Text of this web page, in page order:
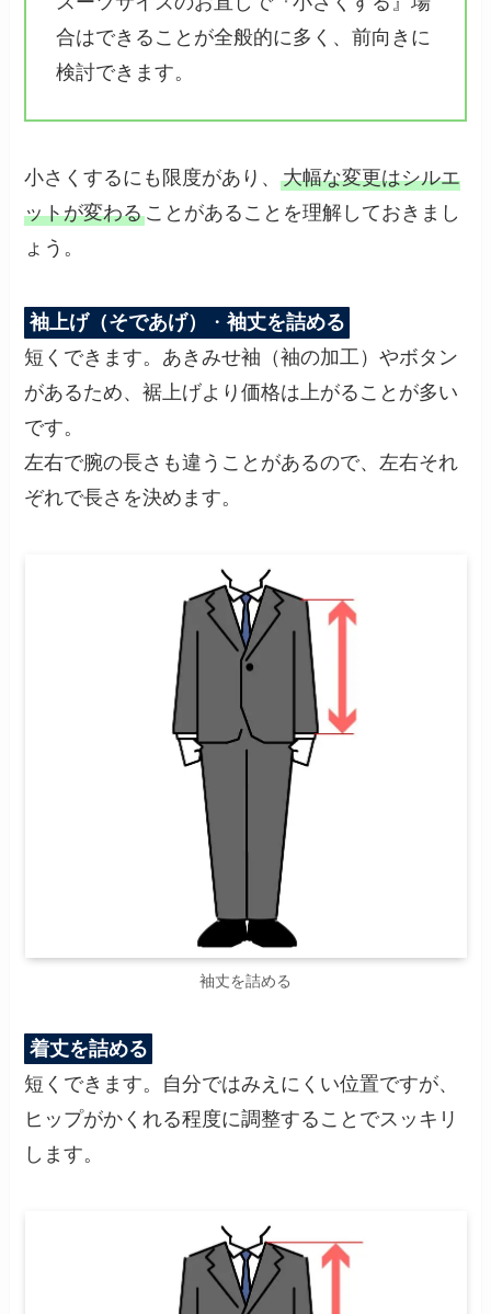
合はできることが全般的に多く、前向きに
検討できます。
小さくするにも限度があり、大幅な変更はシルエ
ットが変わることがあることを理解しておきまし
ょう。
袖上げ（そであげ） ・ 袖丈を詰める
短くできます。あきみせ袖（袖の加工）やボタン
があるため、裾上げより価格は上がることが多い
です。
左右で腕の長さも違うことがあるので、左右それ
ぞれで長さを決めます。
袖丈を詰める
着丈を詰める
短くできます。自分ではみえにくい位置ですが、
ヒップがかくれる程度に調整することでスッキリ
します。